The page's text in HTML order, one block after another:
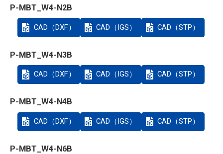
P-MBT_W4-N2B
CAD（DXF） CAD（IGS） CAD（STP）
P-MBT_W4-N3B
CAD（DXF） CAD（IGS） CAD（STP）
P-MBT_W4-N4B
CAD（DXF） CAD（IGS） CAD（STP）
P-MBT_W4-N6B